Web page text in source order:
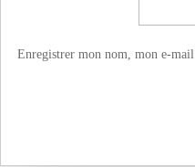
Enregistrer mon nom, mon e-